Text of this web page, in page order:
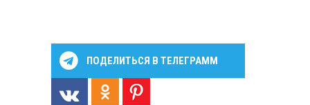
ПОДЕЛИТЬСЯ В ТЕЛЕГРАММ